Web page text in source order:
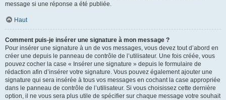
message si une réponse a été publiée.
Haut
Comment puis-je insérer une signature à mon message ?
Pour insérer une signature à un de vos messages, vous devez tout d’abord en
créer une depuis le panneau de contrôle de l’utilisateur. Une fois créée, vous
pouvez cocher la case « Insérer une signature » depuis le formulaire de
rédaction afin d’insérer votre signature. Vous pouvez également ajouter une
signature qui sera insérée à tous vos messages en cochant la case appropriée
dans le panneau de contrôle de l’utilisateur. Si vous choisissez cette dernière
option, il ne vous sera plus utile de spécifier sur chaque message votre souhait